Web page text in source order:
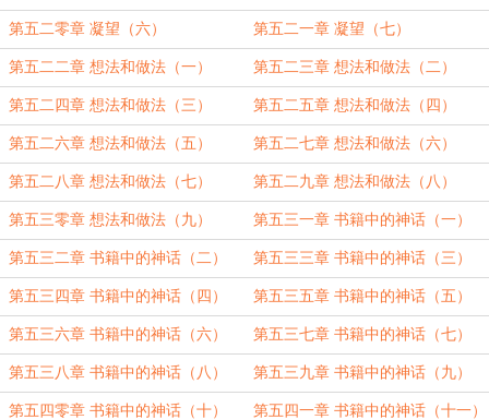
第五二零章 凝望（六） 第五二一章 凝望（七）
第五二二章 想法和做法（一） 第五二三章 想法和做法（二）
第五二四章 想法和做法（三） 第五二五章 想法和做法（四）
第五二六章 想法和做法（五） 第五二七章 想法和做法（六）
第五二八章 想法和做法（七） 第五二九章 想法和做法（八）
第五三零章 想法和做法（九） 第五三一章 书籍中的神话（一）
第五三二章 书籍中的神话（二） 第五三三章 书籍中的神话（三）
第五三四章 书籍中的神话（四） 第五三五章 书籍中的神话（五）
第五三六章 书籍中的神话（六） 第五三七章 书籍中的神话（七）
第五三八章 书籍中的神话（八） 第五三九章 书籍中的神话（九）
第五四零章 书籍中的神话（十） 第五四一章 书籍中的神话（十一）